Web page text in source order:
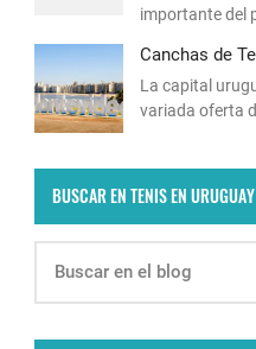
importante del
Canchas de
La capital
variada oferta
BUSCAR EN TENIS EN URUGUAY